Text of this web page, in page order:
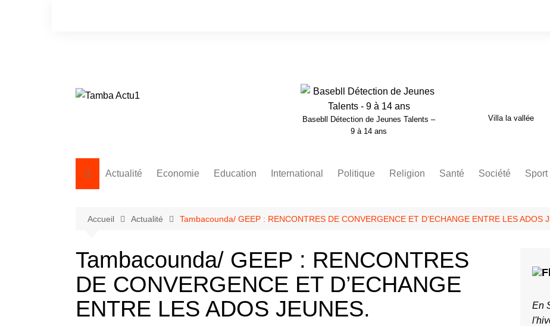
Basebll Détection de Jeunes Talents –
9 à 14 ans
Villa la vallée
Actualité Economie Education International Politique Religion Santé Société Sport
Accueil Actualité Tambacounda/ GEEP : RENCONTRES DE CONVERGENCE ET D’ECHANGE ENTRE LES ADOS
Tambacounda/ GEEP : RENCONTRES
DE CONVERGENCE ET D’ECHANGE
ENTRE LES ADOS JEUNES.
En